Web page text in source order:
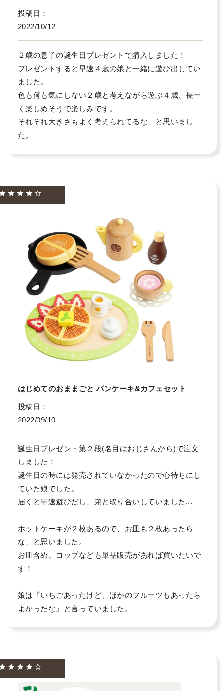
投稿日
2022/10/12
２歳の息子の誕生日プレゼントで購入しました！
プレゼントすると早速４歳の娘と一緒に遊び出してい
ました。
色も何も気にしない２歳と考えながら遊ぶ４歳、長ー
く楽しめそうで楽しみです。
それぞれ大きさもよく考えられてるな、と思いまし
た。
はじめてのおままごと パンケーキ&カフェセット
投稿日
2022/09/10
誕生日プレゼント第２段(名目はおじさんから)で注文
しました！
誕生日の時には発売されていなかったので心待ちにし
ていた娘でした。
届くと早速遊びだし、弟と取り合いしていました...
ホットケーキが２枚あるので、お皿も２枚あったら
な、と思いました。
お皿含め、コップなども単品販売があれば買いたいで
す！
娘は『いちごあったけど、ほかのフルーツもあったら
よかったな』と言っていました。